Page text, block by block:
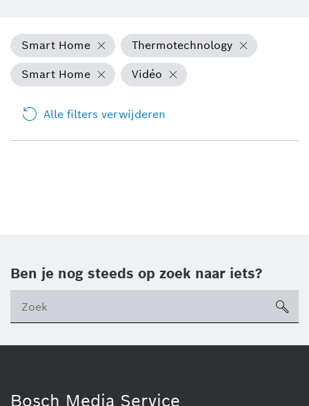
Smart Home
Thermotechnology
Smart Home
Vidéo
Alle filters verwijderen
Ben je nog steeds op zoek naar iets?
Bosch Media Service